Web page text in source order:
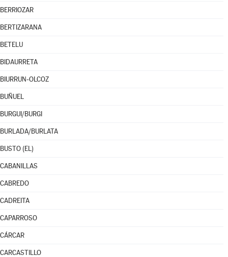
BERRIOZAR
BERTIZARANA
BETELU
BIDAURRETA
BIURRUN-OLCOZ
BUÑUEL
BURGUI/BURGI
BURLADA/BURLATA
BUSTO (EL)
CABANILLAS
CABREDO
CADREITA
CAPARROSO
CÁRCAR
CARCASTILLO